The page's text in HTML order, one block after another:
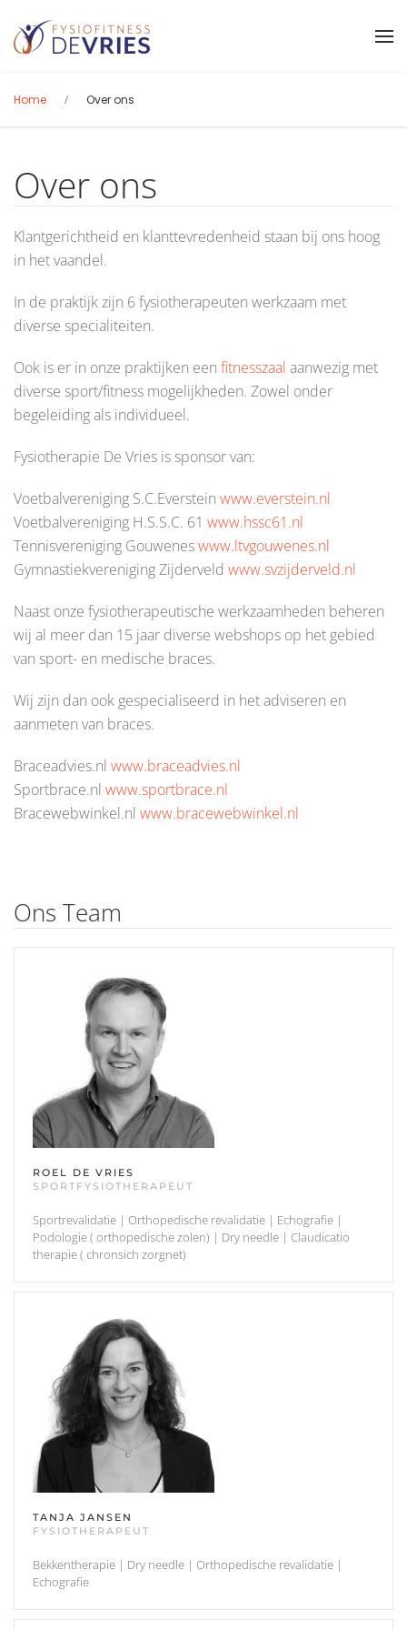
Terug naar hoofdinhoud
Home Over ons
Over ons
Klantgerichtheid en klanttevredenheid staan bij ons hoog
in het vaandel.
In de praktijk zijn 6 fysiotherapeuten werkzaam met
diverse specialiteiten.
Ook is er in onze praktijken een fitnesszaal aanwezig met
diverse sport/fitness mogelijkheden. Zowel onder
begeleiding als individueel.
Fysiotherapie De Vries is sponsor van:
Voetbalvereniging S.C.Everstein www.everstein.nl
Voetbalvereniging H.S.S.C. 61 www.hssc61.nl
Tennisvereniging Gouweneswww.ltvgouwenes.nl
Gymnastiekvereniging Zijderveld www.svzijderveld.nl
Naast onze fysiotherapeutische werkzaamheden beheren
wij al meer dan 15 jaar diverse webshops op het gebied
van sport- en medische braces.
Wij zijn dan ook gespecialiseerd in het adviseren en
aanmeten van braces.
Braceadvies.nl www.braceadvies.nl
Sportbrace.nl www.sportbrace.nl
Bracewebwinkel.nl www.bracewebwinkel.nl
Ons Team
ROEL DE VRIES
SPORTFYSIOTHERAPEUT
Sportrevalidatie | Orthopedische revalidatie | Echografie |
Podologie ( orthopedische zolen) | Dry needle | Claudicatio
therapie ( chronsich zorgnet)
TANJA JANSEN
FYSIOTHERAPEUT
Bekkentherapie | Dry needle | Orthopedische revalidatie |
Echografie